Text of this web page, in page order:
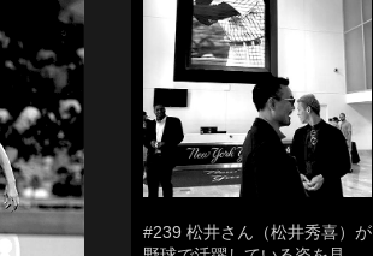
#239 松井さん（松井秀喜）が